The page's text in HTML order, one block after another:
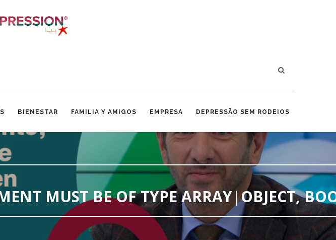
BIENESTAR FAMILIA Y AMIGOS EMPRESA DEPRESSÃO SEM RODEIOS
MUST BE OF TYPE ARRAY|OBJECT,